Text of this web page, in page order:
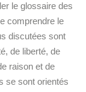
le glossaire des
comprendre le
discutées sont
de liberté, de
raison et de
se sont orientés